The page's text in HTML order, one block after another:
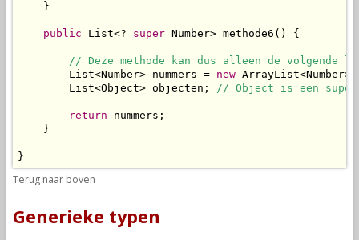
    }
public List<? super Number> methode6() {
// Deze methode kan dus alleen de volgende
        List<Number> nummers =
new
        List<Object> objecten;
// Object is een
return nummers;
    }
}
Terug naar boven
Generieke typen